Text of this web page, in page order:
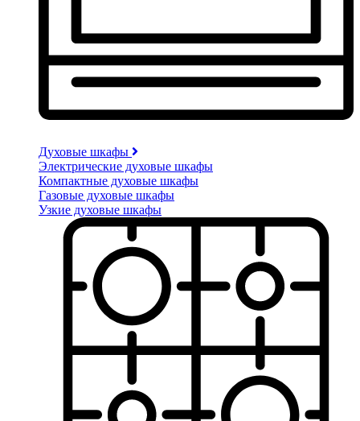
Духовые шкафы
Электрические духовые шкафы
Компактные духовые шкафы
Газовые духовые шкафы
Узкие духовые шкафы